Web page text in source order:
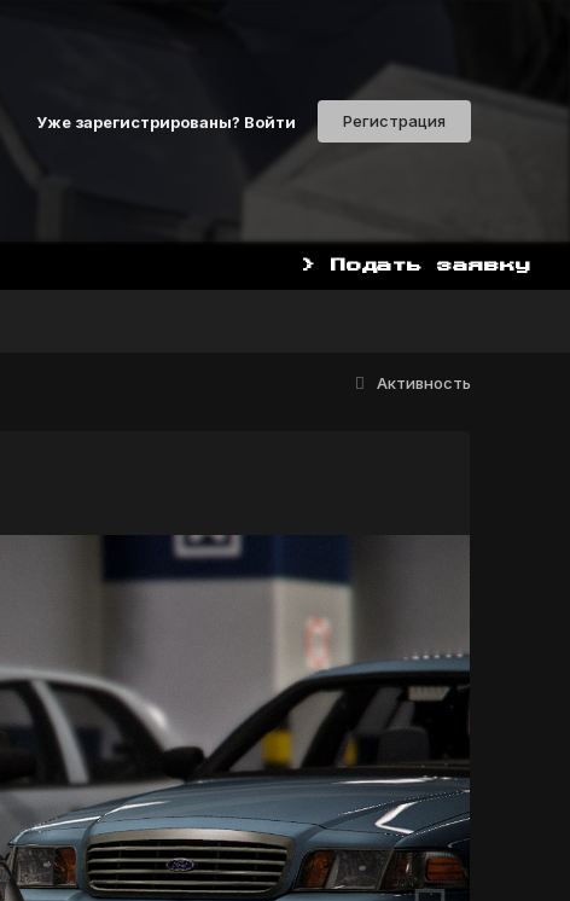
Уже зарегистрированы? Войти Регистрация
НАЧАТЬ ИГРАТЬ СЕЙЧАС
> Подать заявку
Активность